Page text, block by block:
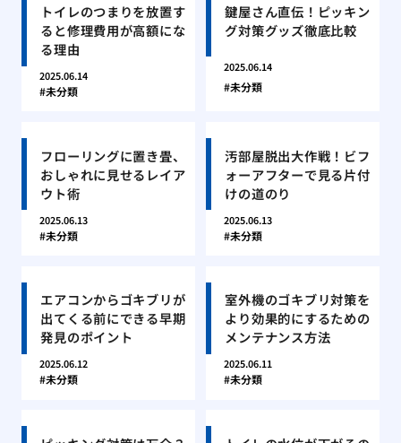
トイレのつまりを放置す
ると修理費用が高額にな
る理由
2025.06.14
未分類
鍵屋さん直伝！ピッキン
グ対策グッズ徹底比較
2025.06.14
未分類
フローリングに置き畳、
おしゃれに見せるレイア
ウト術
2025.06.13
未分類
汚部屋脱出大作戦！ビフ
ォーアフターで見る片付
けの道のり
2025.06.13
未分類
エアコンからゴキブリが
出てくる前にできる早期
発見のポイント
2025.06.12
未分類
室外機のゴキブリ対策を
より効果的にするための
メンテナンス方法
2025.06.11
未分類